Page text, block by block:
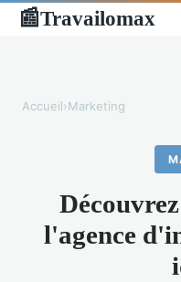
📰Travailomax
Accueil›Marketing
l'agence